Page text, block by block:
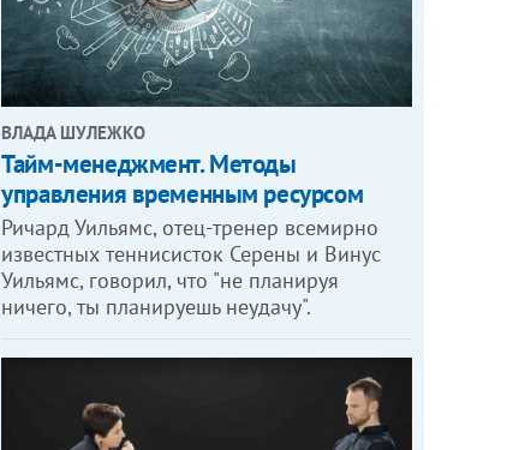
ВЛАДА ШУЛЕЖКО
Тайм-менеджмент. Методы
управления временным ресурсом
Ричард Уильямс, отец-тренер всемирно
известных теннисисток Серены и Винус
Уильямс, говорил, что "не планируя
ничего, ты планируешь неудачу".